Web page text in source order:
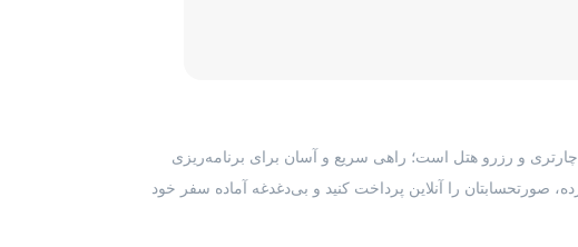
چارتری و رزرو هتل است؛ راهی سریع و آسان برای برنامه‌ریزی
صورتحسابتان را آنلاین پرداخت کنید و بی‌دغدغه آماده سفر خود